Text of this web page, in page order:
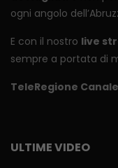
ogni angolo
E con il nostro live
sempre a portata di
TeleRegione Canale
ULTIME VIDEO